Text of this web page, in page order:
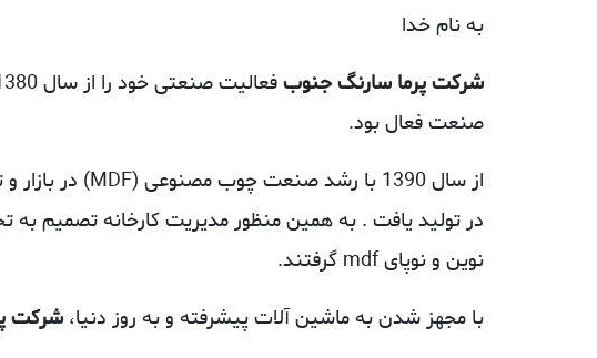
به نام خدا
شرکت پرما سارنگ جنوب
صنعت فعال بود.
از سال 1390 با رشد صنعت چوب مصنوعی (MDF) در بازار و ترکیب آن با فلز، با استقبال عموم جامعه از این صنعت،
در تولید یافت . به همین منظور مدیریت کارخانه تصمیم
نوین و نوپای mdf گرفتند.
با مجهز شدن به ماشین آلات پیشرفته و به روز دنیا،شرکت